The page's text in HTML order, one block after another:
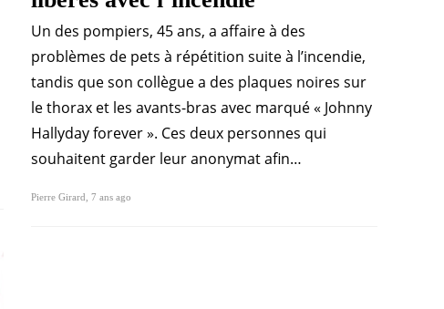
Un des pompiers, 45 ans, a affaire à des
problèmes de pets à répétition suite à l’incendie,
tandis que son collègue a des plaques noires sur
le thorax et les avants-bras avec marqué « Johnny
Hallyday forever ». Ces deux personnes qui
souhaitent garder leur anonymat afin…
Pierre Girard, 7 ans ago